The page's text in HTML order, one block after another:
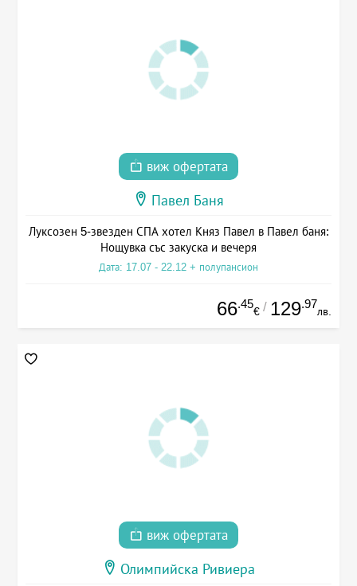
виж офертата
Павел Баня
Луксозен 5-звезден СПА хотел Княз Павел в Павел баня:
Нощувка със закуска и вечеря
Дата: 17.07 - 22.12 + полупансион
66.45
€ / 129.97
лв.
виж офертата
Олимпийска Ривиера